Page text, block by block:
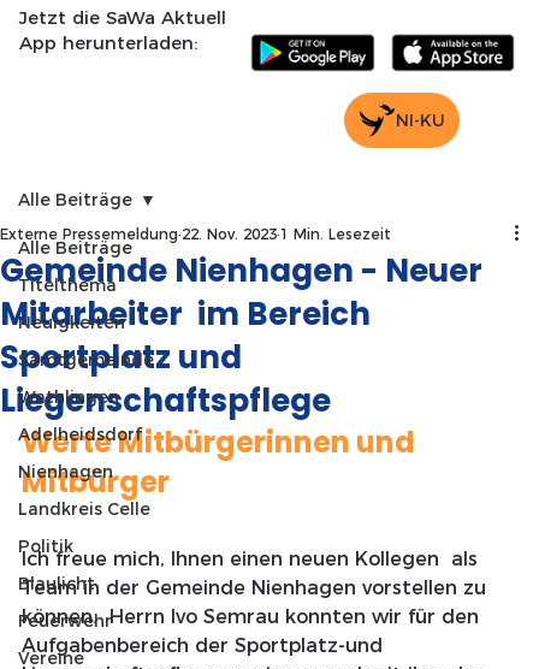
Jetzt die SaWa Aktuell
App herunterladen:
NI-KU
Alle Beiträge
Titelthema
Neuigkeiten
Samtgemeinde
Wathlingen
Adelheidsdorf
Nienhagen
Landkreis Celle
Politik
Blaulicht
Feuerwehr
Vereine
Alle Beiträge
Gemeinde Nienhagen - Neuer
Mitarbeiter im Bereich
Sportplatz und
Liegenschaftspflege
Externe Pressemeldung 22. Nov. 2023 1 Min. Lesezeit
Werte Mitbürgerinnen und
Mitbürger
Ich freue mich, Ihnen einen neuen Kollegen  als
Team in der Gemeinde Nienhagen vorstellen zu
können.  Herrn Ivo Semrau konnten wir für den
Aufgabenbereich der Sportplatz-und